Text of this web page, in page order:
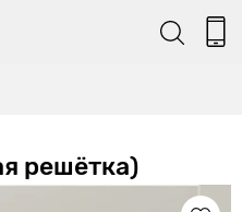
решётка)